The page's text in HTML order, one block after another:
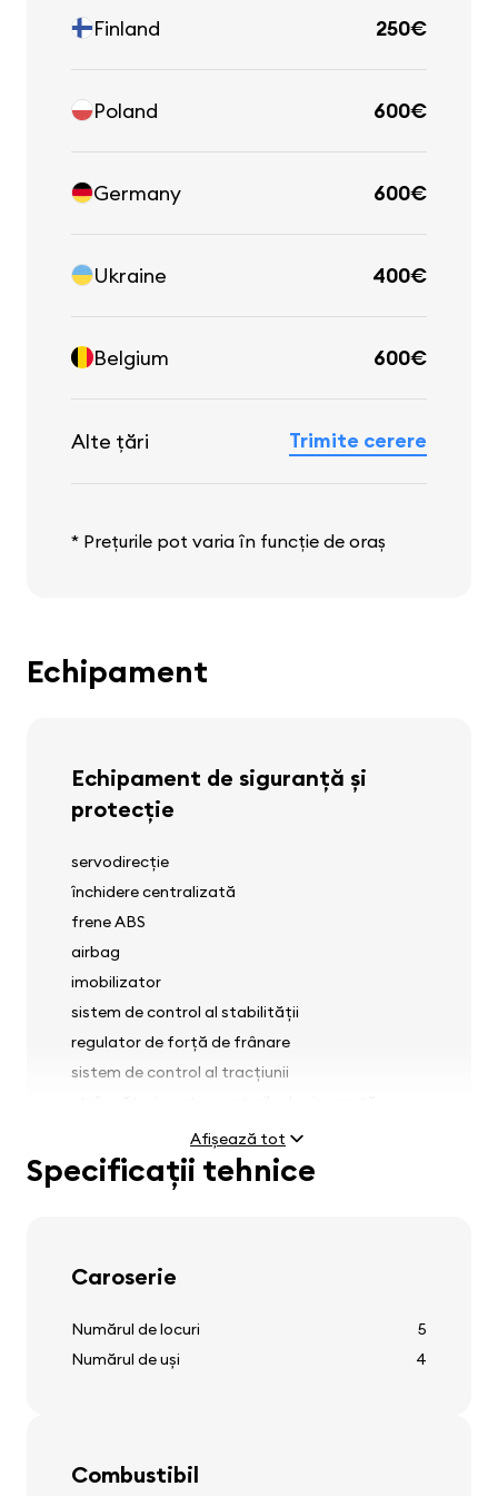
Finland 250€
Poland 600€
Germany 600€
Ukraine 400€
Belgium 600€
Alte țări Trimite cerere
* Prețurile pot varia în funcție de oraș
Echipament
Echipament de siguranță și
protecție
servodirecție
închidere centralizată
frene ABS
airbag
imobilizator
sistem de control al stabilității
regulator de forță de frânare
sistem de control al tracțiunii
reglaj faruri
Afișează tot
Specificații tehnice
Caroserie
Numărul de locuri
5
Numărul de uși
4
Combustibil